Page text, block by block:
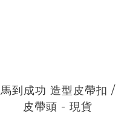
馬到成功 造型皮帶扣 /
皮帶頭 - 現貨